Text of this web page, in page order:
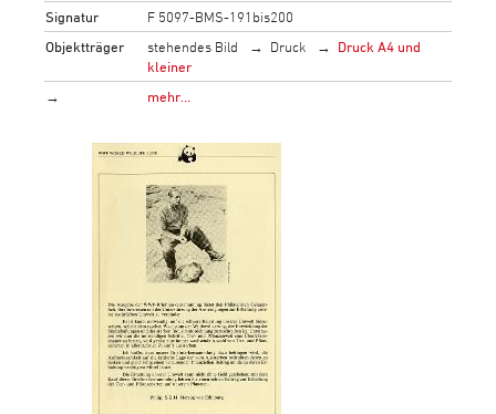
Signatur
F 5097-BMS-191bis200
Objektträger
stehendes Bild Druck
Druck A4 und
kleiner
→
mehr…